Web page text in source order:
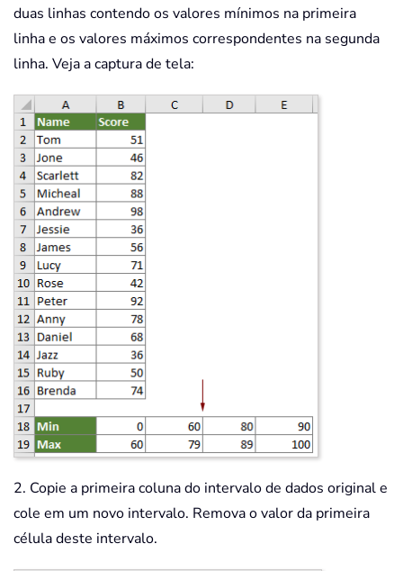
duas linhas contendo os valores mínimos na primeira
linha e os valores máximos correspondentes na segunda
linha. Veja a captura de tela:
2. Copie a primeira coluna do intervalo de dados original e
cole em um novo intervalo. Remova o valor da primeira
célula deste intervalo.